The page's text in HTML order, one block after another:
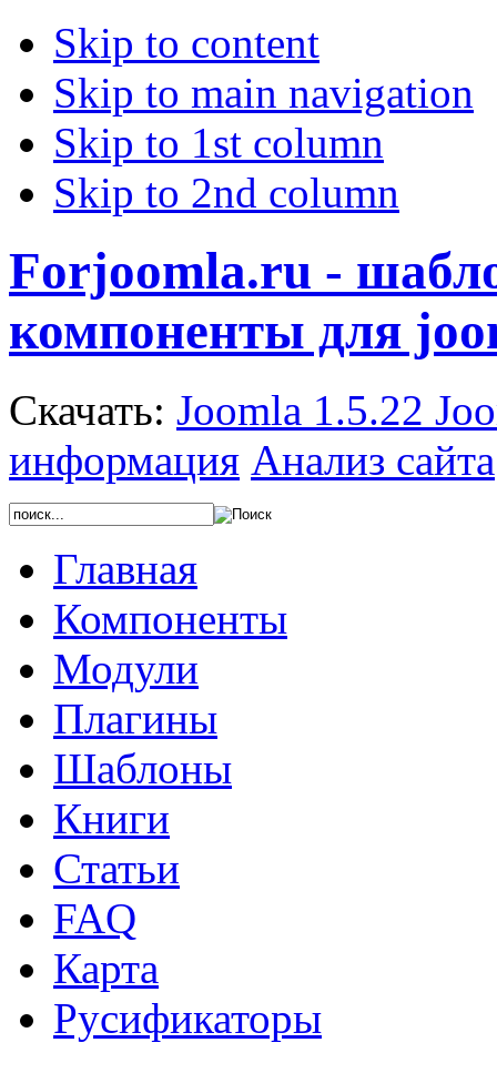
Skip to content
Skip to main navigation
Skip to 1st column
Skip to 2nd column
Forjoomla.ru -
компоненты для
Скачать: Joomla 1.5.22
информация Анализ сайта
Главная
Компоненты
Модули
Плагины
Шаблоны
Книги
Статьи
FAQ
Карта
Русификаторы